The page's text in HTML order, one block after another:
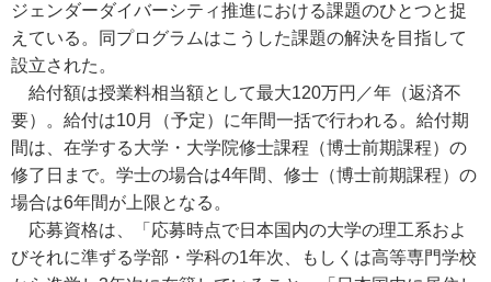
ジェンダーダイバーシティ推進における課題のひとつと捉
えている。同プログラムはこうした課題の解決を目指して
設立された。
給付額は授業料相当額として最大120万円／年（返済不
要）。給付は10月（予定）に年間一括で行われる。給付期
間は、在学する大学・大学院修士課程（博士前期課程）の
修了日まで。学士の場合は4年間、修士（博士前期課程）の
場合は6年間が上限となる。
応募資格は、「応募時点で日本国内の大学の理工系およ
びそれに準ずる学部・学科の1年次、もしくは高等専門学校